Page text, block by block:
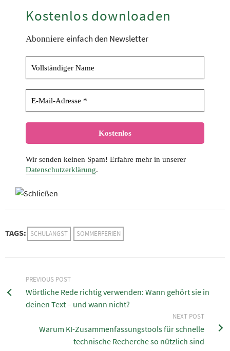
Kostenlos downloaden
Abonniere einfach den Newsletter
Wir senden keinen Spam! Erfahre mehr in unserer
Datenschutzerklärung.
TAGS: SCHULANGST SOMMERFERIEN
PREVIOUS POST
Wörtliche Rede richtig verwenden: Wann gehört sie in
deinen Text – und wann nicht?
NEXT POST
Warum KI-Zusammenfassungstools für schnelle
technische Recherche so nützlich sind